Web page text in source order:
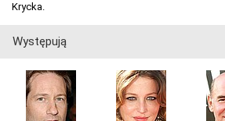
Krycka.
Występują